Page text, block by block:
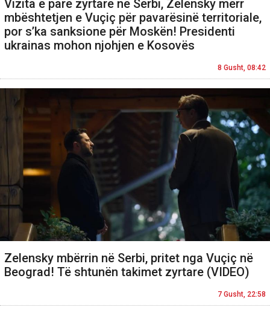
Vizita e parë zyrtare në Serbi, Zelensky merr
mbështetjen e Vuçiç për pavarësinë territoriale,
por s’ka sanksione për Moskën! Presidenti
ukrainas mohon njohjen e Kosovës
8 Gusht, 08:42
Zelensky mbërrin në Serbi, pritet nga Vuçiç në
Beograd! Të shtunën takimet zyrtare (VIDEO)
7 Gusht, 22:58